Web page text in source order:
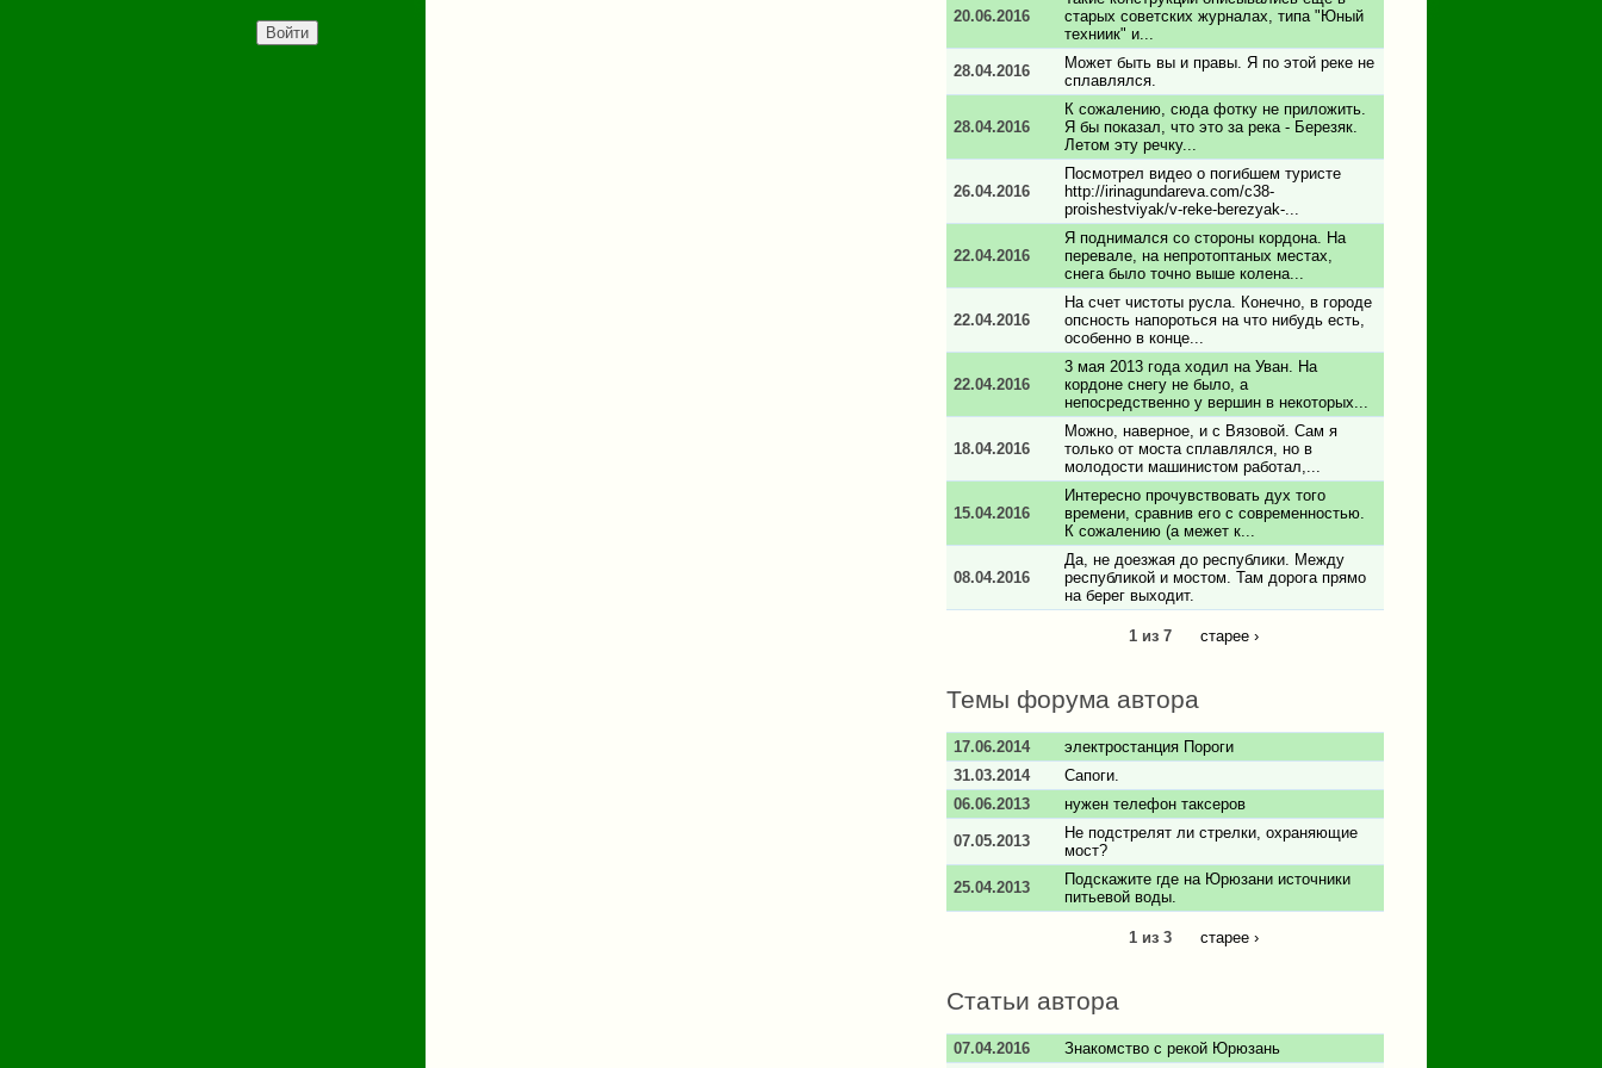
20.06.2016
старых советских журналах, типа "Юный
техниик" и...
28.04.2016
Может быть вы и правы. Я по этой реке не
сплавлялся.
28.04.2016
К сожалению, сюда фотку не приложить.
Я бы показал, что это за река - Березяк.
Летом эту речку...
26.04.2016
Посмотрел видео о погибшем туристе
http://irinagundareva.com/c38-
proishestviyak/v-reke-berezyak-...
22.04.2016
Я поднимался со стороны кордона. На
перевале, на непротоптаных местах,
снега было точно выше колена...
22.04.2016
На счет чистоты русла. Конечно, в городе
опсность напороться на что нибудь есть,
особенно в конце...
22.04.2016
3 мая 2013 года ходил на Уван. На
кордоне снегу не было, а
непосредственно у вершин в некоторых...
18.04.2016
Можно, наверное, и с Вязовой. Сам я
только от моста сплавлялся, но в
молодости машинистом работал,...
15.04.2016
Интересно прочувствовать дух того
времени, сравнив его с современностью.
К сожалению (а межет к...
08.04.2016
Да, не доезжая до республики. Между
республикой и мостом. Там дорога прямо
на берег выходит.
1 из 7 старее ›
Темы форума автора
17.06.2014
электростанция Пороги
31.03.2014
Сапоги.
06.06.2013
нужен телефон таксеров
07.05.2013
Не подстрелят ли стрелки, охраняющие
мост?
25.04.2013
Подскажите где на Юрюзани источники
питьевой воды.
1 из 3 старее ›
Статьи автора
07.04.2016 Знакомство с рекой Юрюзань